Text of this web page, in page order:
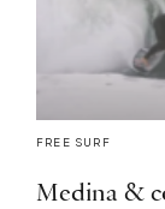
FREE SURF
Medina &